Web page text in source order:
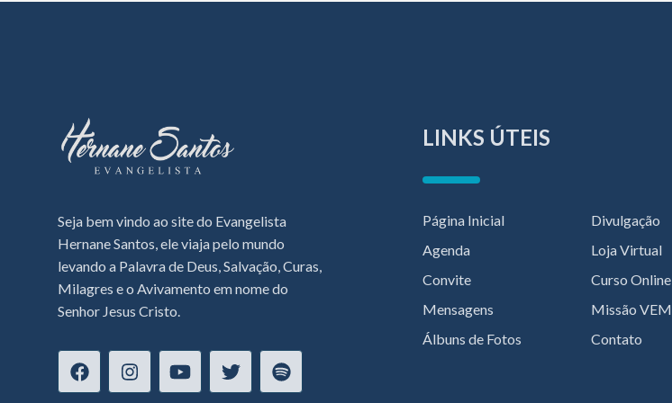
Seja bem vindo ao site do Evangelista
Hernane Santos, ele viaja pelo mundo
levando a Palavra de Deus, Salvação, Curas,
Milagres e o Avivamento em nome do
Senhor Jesus Cristo.
LINKS ÚTEIS
Página Inicial
Agenda
Convite
Mensagens
Álbuns de Fotos
Divulgação
Loja Virtual
Curso Online
Missão VEM
Contato